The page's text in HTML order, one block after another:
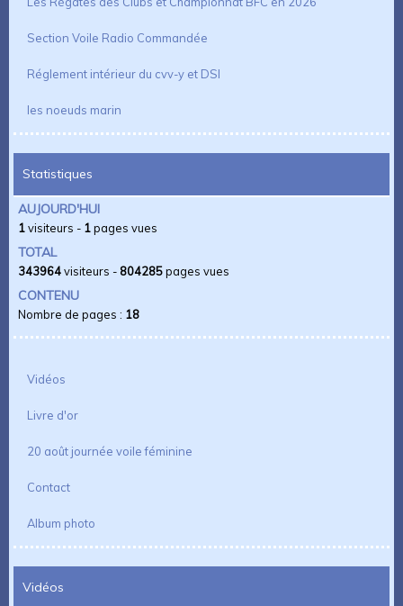
Section Voile Radio Commandée
Réglement intérieur du cvv-y et DSI
les noeuds marin
Statistiques
AUJOURD'HUI
1visiteurs - 1pages vues
TOTAL
343964visiteurs - 804285pages vues
CONTENU
Nombre de pages : 18
Vidéos
Livre d'or
20 août journée voile féminine
Contact
Album photo
Vidéos